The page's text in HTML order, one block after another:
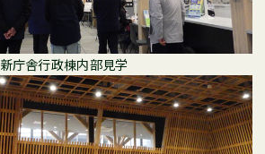
新庁舎行政棟内部見学